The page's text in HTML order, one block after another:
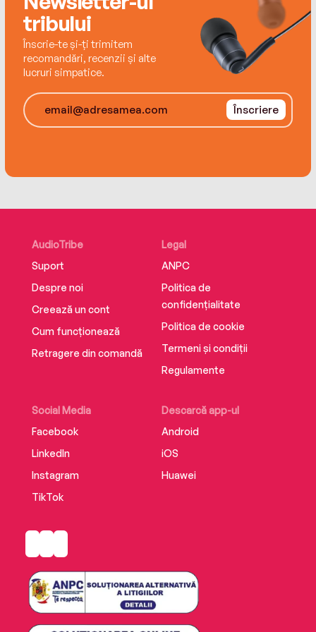
tribului
Înscrie-te și-ți trimitem
recomandări, recenzii și alte
lucruri simpatice.
Înscriere
AudioTribe
Suport
Despre noi
Creează un cont
Cum funcționează
Retragere din comandă
Social Media
Facebook
LinkedIn
Instagram
TikTok
Descarcă app-ul
Android
iOS
Huawei
Legal
ANPC
Politica de
confidențialitate
Politica de cookie
Termeni și condiții
Regulamente